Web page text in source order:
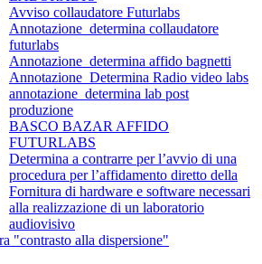
Avviso collaudatore Futurlabs
Annotazione_determina collaudatore
futurlabs
Annotazione_determina affido bagnetti
Annotazione_Determina Radio video labs
annotazione_determina lab post
produzione
BASCO BAZAR AFFIDO
FUTURLABS
Determina a contrarre per l’avvio di una
procedura per l’affidamento diretto della
Fornitura di hardware e software necessari
alla realizzazione di un laboratorio
audiovisivo
"contrasto alla dispersione"